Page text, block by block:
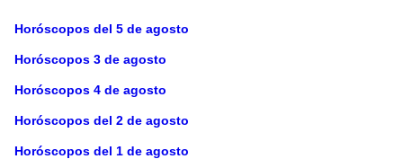
Horóscopos del 5 de agosto
Horóscopos 3 de agosto
Horóscopos 4 de agosto
Horóscopos del 2 de agosto
Horóscopos del 1 de agosto